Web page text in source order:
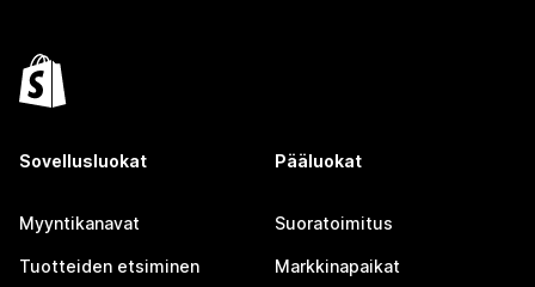
Sovellusluokat
Myyntikanavat
Tuotteiden etsiminen
Pääluokat
Suoratoimitus
Markkinapaikat